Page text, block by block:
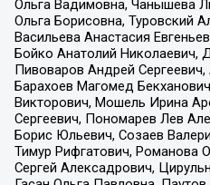
Ольга Вадимовна, Чанышева
Ольга Борисовна, Туровский
Васильева Анастасия
Бойко Анатолий Николаевич,
Пивоваров Андрей Сергеевич,
Барахоев Магомед
Викторович, Мошель Ирина
Сергеевич, Пономарев Лев
Борис Юльевич, Созаев
Тимур Рифгатович, Романова
Сергей Алексадрович,